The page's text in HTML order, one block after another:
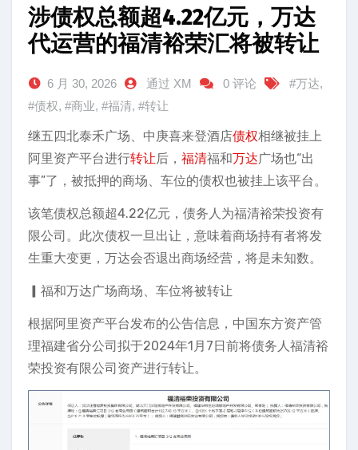
涉债权总额超4.22亿元，万达
代运营的福清裕荣汇将被转让
6 月 30, 2026 通过 XM 0 评论 #万达,
#债权, #商业, #福清, #转让
继五四北泰禾广场、中庚喜来登酒店债权相继被挂上
阿里资产平台进行转让后， 福清福和万达广场也“出
事”了，被抵押的商场、车位的债权也被挂上该平台。
该笔债权总额超4.22亿元，债务人为福清裕荣投资有
限公司。此次债权一旦出让，意味着商场持有者将发
生重大变更，万达会否退出商场经营，将是未知数。
▎福和万达广场商场、车位将被转让
根据阿里资产平台发布的公告信息，中国东方资产管
理福建省分公司拟于2024年1月7日前将债务人福清裕
荣投资有限公司资产进行转让。